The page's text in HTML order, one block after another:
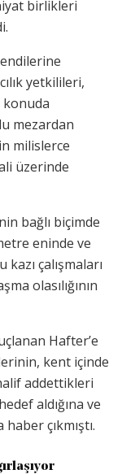
birlikleri
yetkilileri,
mezardan
milislerce
üzerinde
bağlı biçimde
eninde ve
çalışmaları
olasılığının
Hafter’e
kent içinde
addettikleri
aldığına ve
çıkmıştı.